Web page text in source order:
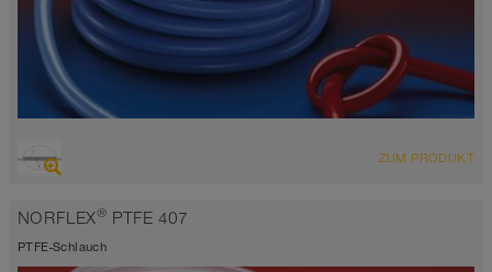
Lebensmittelschlauch und Pharmaschlauch
ZUM PRODUKT
NORFLEX® PTFE 407
PTFE-Schlauch